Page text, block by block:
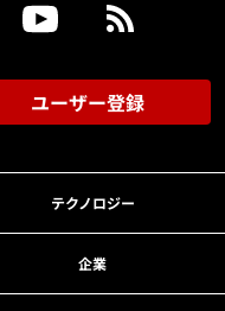
ユーザー登録
テクノロジー
企業